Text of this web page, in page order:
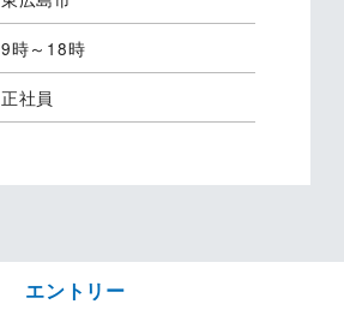
9時～18時
正社員
エントリー